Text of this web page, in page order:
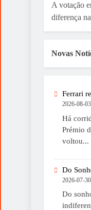
A votação
diferença
Novas
Ferrari
2026-08-03
Há
Prémio
voltou...
Do
2026-07-30
Do